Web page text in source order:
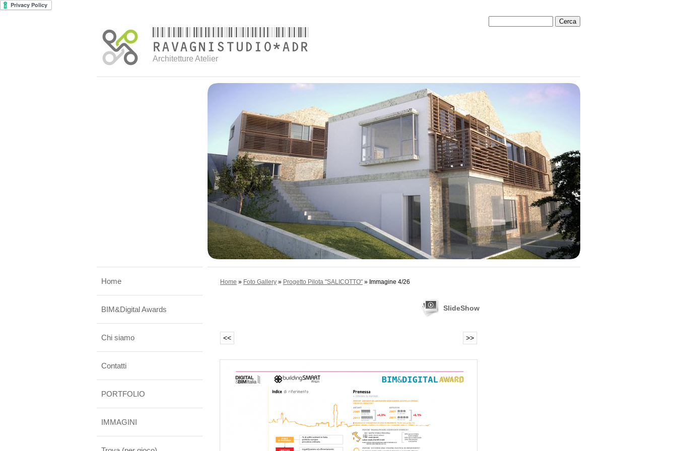
Architetture Atelier
Home
BIM&Digital Awards
Chi siamo
Contatti
PORTFOLIO
IMMAGINI
Home » Foto Gallery » Progetto Pilota "SALICOTTO" » Immagine 4/26
SlideShow
<< >>